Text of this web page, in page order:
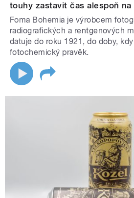
touhy zastavit čas alespoň na
Foma Bohemia je výrobcem
radiografických a rentgenových
datuje do roku 1921, do doby,
fotochemický pravěk.